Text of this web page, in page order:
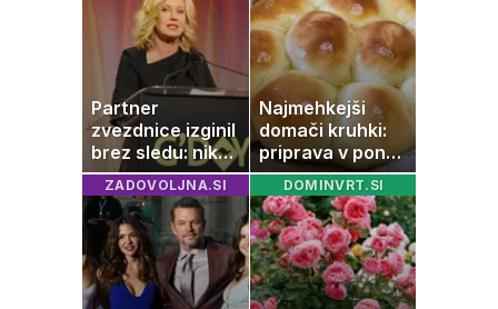
Partner
zvezdnice izginil
brez sledu: nikoli
ga niso našli,
nato je prišla še
ena tragedija
Najmehkejši
domači kruhki:
priprava v ponvi
je trik za popoln
rezultat
ZADOVOLJNA.SI DOMINVRT.SI